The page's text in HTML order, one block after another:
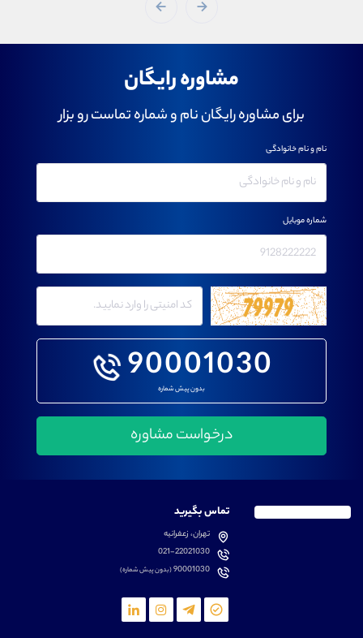
مشاوره رایگان
برای مشاوره رایگان نام و شماره تماست رو بزار
90001030
بدون پیش شماره
نام و نام خانوادگی
شماره موبایل
تماس بگیرید
تهران، زعفرانیه
021-22021030
90001030(بدون پیش شماره)